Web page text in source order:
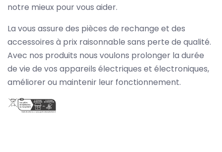
notre mieux pour vous aider.
La vous assure des pièces de rechange et des
accessoires à prix raisonnable sans perte de qualité.
Avec nos produits nous voulons prolonger la durée
de vie de vos appareils électriques et électroniques,
améliorer ou maintenir leur fonctionnement.